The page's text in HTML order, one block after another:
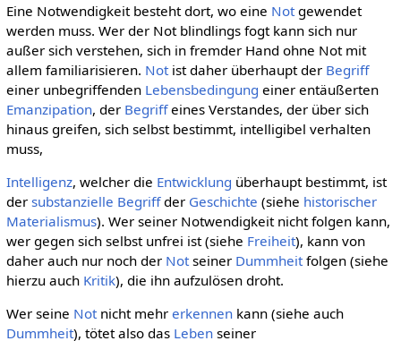
Eine Notwendigkeit besteht dort, wo eine Notgewendet
werden muss. Wer der Not blindlings fogt kann sich nur
außer sich verstehen, sich in fremder Hand ohne Not mit
allem familiarisieren. Notist daher überhaupt der Begriff
einer unbegriffenden Lebensbedingung einer entäußerten
Emanzipation, der Begriffeines Verstandes, der über sich
hinaus greifen, sich selbst bestimmt, intelligibel verhalten
muss,
Intelligenz, welcher die Entwicklung überhaupt bestimmt, ist
der substanzielle Begriffder Geschichte (siehe historischer
Materialismus). Wer seiner Notwendigkeit nicht folgen kann,
wer gegen sich selbst unfrei ist (siehe Freiheit), kann von
daher auch nur noch der Notseiner Dummheitfolgen (siehe
hierzu auch Kritik), die ihn aufzulösen droht.
Wer seine Notnicht mehr erkennenkann (siehe auch
Dummheit), tötet also das Lebenseiner